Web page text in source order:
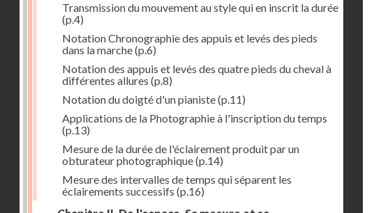
Transmission du mouvement au style qui en inscrit la durée
(p.4)
Notation Chronographie des appuis et levés des pieds
dans la marche(p.6)
Notation des appuis et levés des quatre pieds du cheval à
différentes allures (p.8)
Notation du doigté d'un pianiste(p.11)
Applications de la Photographie à l'inscription du temps
(p.13)
Mesure de la durée de l'éclairement produit par un
obturateur photographique(p.14)
Mesure des intervalles de temps qui séparent les
éclairements successifs (p.16)